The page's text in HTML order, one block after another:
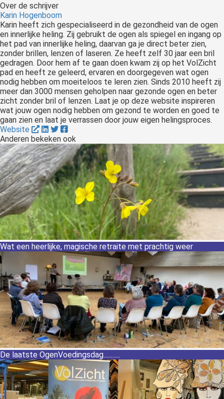
Over de schrijver
Karin Hogenboom
Karin heeft zich gespecialiseerd in de gezondheid van de ogen
en innerlijke heling. Zij gebruikt de ogen als spiegel en ingang op
het pad van innerlijke heling, daarvan ga je direct beter zien,
zonder brillen, lenzen of laseren. Ze heeft zelf 30 jaar een bril
gedragen. Door hem af te gaan doen kwam zij op het VolZicht
pad en heeft ze geleerd, ervaren en doorgegeven wat ogen
nodig hebben om moeiteloos te leren zien. Sinds 2010 heeft zij
meer dan 3000 mensen geholpen naar gezonde ogen en beter
zicht zonder bril of lenzen. Laat je op deze website inspireren
wat jouw ogen nodig hebben om gezond te worden en goed te
gaan zien en laat je verrassen door jouw eigen helingsproces.
Website
Anderen bekeken ook
Wat een heerlijke, magische retraite met prachtig weer
De laatste OgenVoedingsdag...........